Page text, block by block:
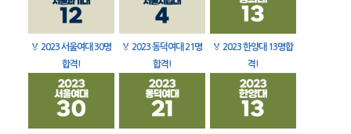
🏅 2023 서울여대 30명
합격!
🏅 2023 동덕여대 21명
합격!
🏅 2023 한양대 13명합
격!